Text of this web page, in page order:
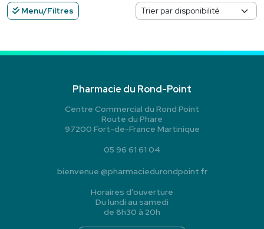
Menu/Filtres
Pharmacie du Rond-Point
Centre Commercial du Rond Point
Route du Phare
97200 Fort-de-France Martinique
05 96 61 61 04
bienvenue @pharmaciedurondpoint.fr
Horaires d’ouverture
Du lundi au samedi
de 8h30 à 20h